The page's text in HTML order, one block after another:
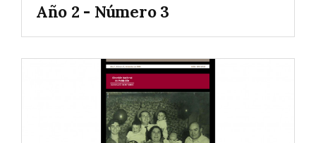
Año 2 - Número 3